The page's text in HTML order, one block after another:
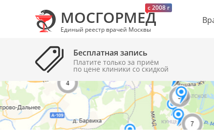
c 2008 г
МОСГОРМЕД
Единый реестр врачей Москвы
Бесплатная запись
Платите только за приём
по цене клиники cо скидкой